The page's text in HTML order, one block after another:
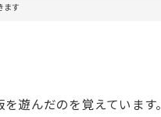
ます
遊んだのを覚えています。